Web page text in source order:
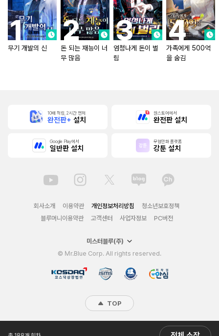
무기 개발의 신
돈 되는 재능이 너
무 많음
엄청나게 돈이 벌
림
가족에게 500억
을 숨김
10배 적립, 2시간 먼저
완전판+ 설치
원스토어에서
완전판 설치
Google Play에서
일반판 설치
무협만화 플랫폼
강툰 설치
회사소개 이용약관 개인정보처리방침
청소년보호정책
블루머니이용약관
고객센터 사업자정보 PC버전
미스터블루(주)
© Mr.Blue Corp. All rights reserved.
TOP